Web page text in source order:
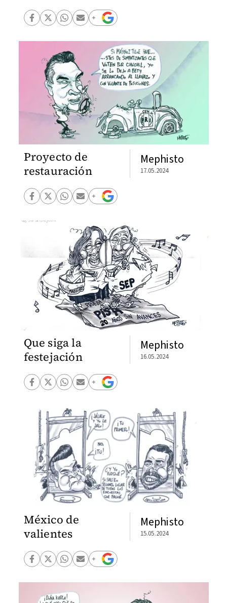
Proyecto de
restauración
Mephisto
17.05.2024
Que siga la
festejación
Mephisto
16.05.2024
México de
valientes
Mephisto
15.05.2024